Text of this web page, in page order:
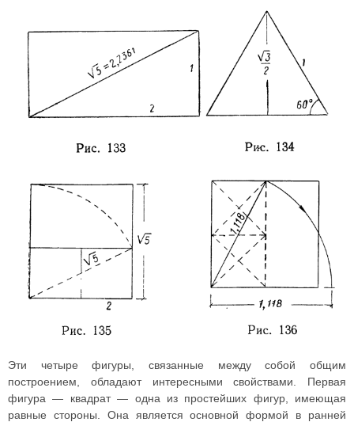
Эти четыре фигуры, связанные между собой общим
построением, обладают интересными свойствами. Первая
фигура — квадрат — одна из простейших фигур, имеющая
равные стороны. Она является основной формой в ранней